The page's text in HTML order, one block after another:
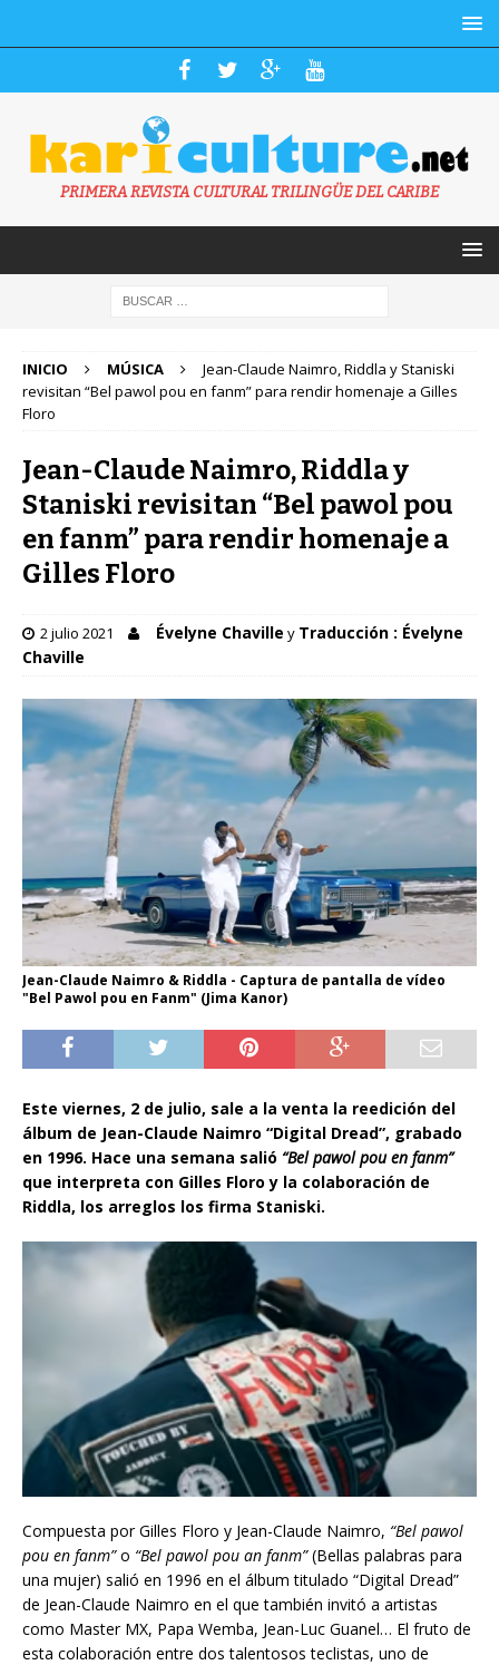
PRIMERA REVISTA CULTURAL TRILINGÜE DEL CARIBE
INICIO MÚSICA
Jean-Claude Naimro, Riddla y Staniski
revisitan “Bel pawol pou en fanm” para rendir homenaje a Gilles
Floro
Jean-Claude Naimro, Riddla y
Staniski revisitan “Bel pawol pou
en fanm” para rendir homenaje a
Gilles Floro
2 julio 2021 Évelyne Chaville y Traducción : Évelyne
Chaville
Jean-Claude Naimro & Riddla - Captura de pantalla de vídeo
"Bel Pawol pou en Fanm" (Jima Kanor)
Este viernes, 2 de julio, sale a la venta la reedición del
álbum de Jean-Claude Naimro “Digital Dread”, grabado
en 1996. Hace una semana salió “Bel pawol pou en fanm”
que interpreta con Gilles Floro y la colaboración de
Riddla, los arreglos los firma Staniski.
Compuesta por Gilles Floro y Jean-Claude Naimro, “Bel pawol
pou en fanm”o “Bel pawol pou an fanm”(Bellas palabras para
una mujer) salió en 1996 en el álbum titulado “Digital Dread”
de Jean-Claude Naimro en el que también invitó a artistas
como Master MX, Papa Wemba, Jean-Luc Guanel… El fruto de
esta colaboración entre dos talentosos teclistas, uno de